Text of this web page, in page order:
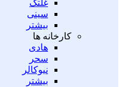
غلتک
سینی
بیشتر
کارخانه ها
هادی
سحر
نیوکالر
بیشتر